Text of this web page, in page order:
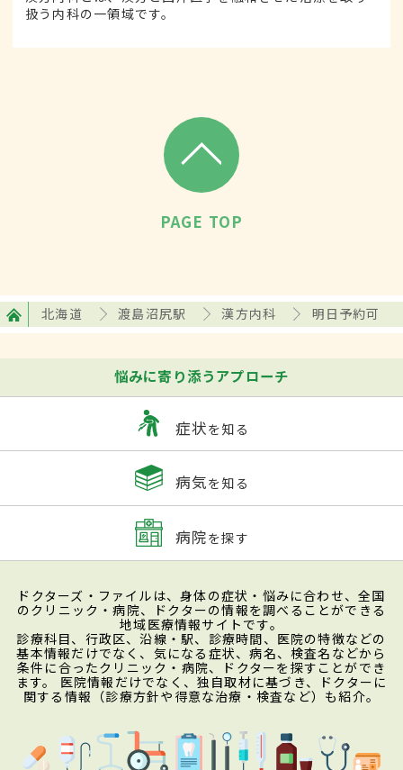
扱う内科の一領域です。
PAGE TOP
北海道 渡島沼尻駅 漢方内科 明日予約可
悩みに寄り添うアプローチ
症状を知る
病気を知る
病院を探す
ドクターズ・ファイルは、身体の症状・悩みに合わせ、全国
のクリニック・病院、ドクターの情報を調べることができる
地域医療情報サイトです。
診療科目、行政区、沿線・駅、診療時間、医院の特徴などの
基本情報だけでなく、気になる症状、病名、検査名などから
条件に合ったクリニック・病院、ドクターを探すことができ
ます。 医院情報だけでなく、独自取材に基づき、ドクターに
関する情報（診療方針や得意な治療・検査など）も紹介。